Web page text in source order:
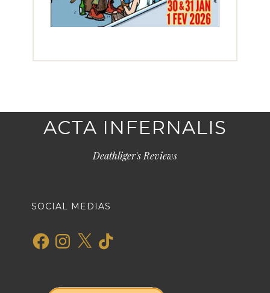
ACTA INFERNALIS
Deathliger's Reviews
SOCIAL MEDIAS
FacebookInstagram
X TikTok